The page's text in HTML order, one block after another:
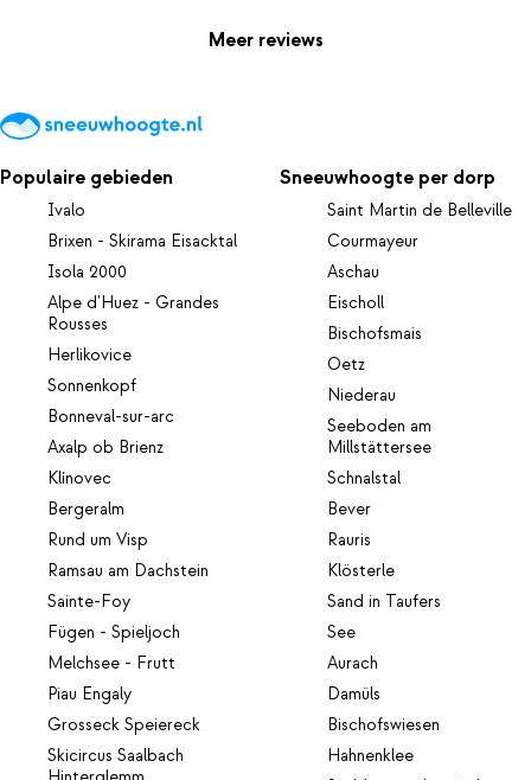
Meer reviews
Populaire gebieden
Ivalo
Brixen - Skirama Eisacktal
Isola 2000
Alpe d'Huez - Grandes
Rousses
Herlikovice
Sonnenkopf
Bonneval-sur-arc
Axalp ob Brienz
Klínovec
Bergeralm
Rund um Visp
Ramsau am Dachstein
Sainte-Foy
Fügen - Spieljoch
Melchsee - Frutt
Piau Engaly
Grosseck Speiereck
Skicircus Saalbach
Sneeuwhoogte per dorp
Saint Martin de Belleville
Courmayeur
Aschau
Eischoll
Bischofsmais
Oetz
Niederau
Seeboden am
Millstättersee
Schnalstal
Bever
Rauris
Klösterle
Sand in Taufers
See
Aurach
Damüls
Bischofswiesen
Hahnenklee